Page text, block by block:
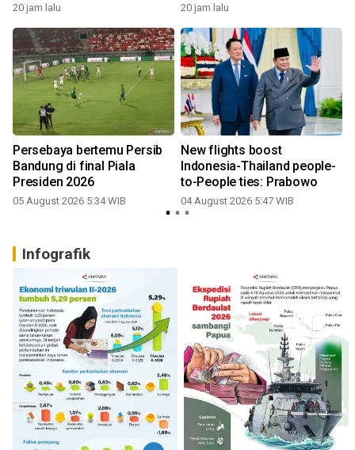
20 jam lalu 20 jam lalu
Persebaya bertemu Persib
Bandung di final Piala
Presiden 2026
05 August 2026 5:34 WIB
New flights boost
Indonesia-Thailand people-
to-People ties: Prabowo
04 August 2026 5:47 WIB
Infografik